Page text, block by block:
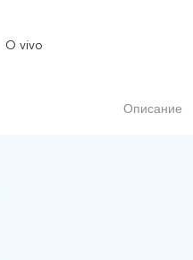
O vivo
Описание